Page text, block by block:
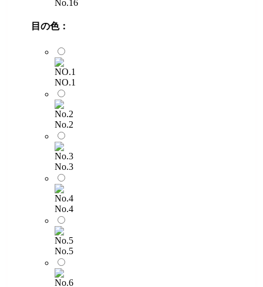
No.16
目の色：
NO.1
No.2
No.3
No.4
No.5